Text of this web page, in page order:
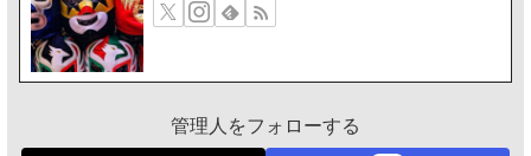
管理人をフォローする